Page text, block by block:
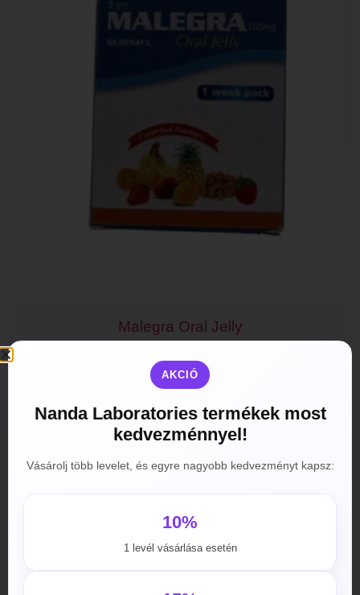
Malegra Oral Jelly
AKCIÓ
Nanda Laboratories termékek most
kedvezménnyel!
Vásárolj több levelet, és egyre nagyobb kedvezményt kapsz:
10%
1 levél vásárlása esetén